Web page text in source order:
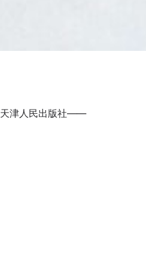
天津人民出版社——